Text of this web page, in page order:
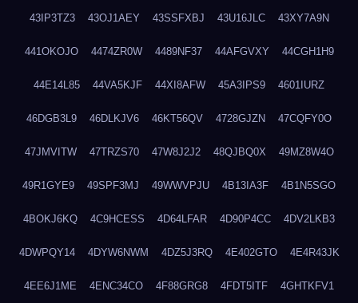
43IP3TZ3 43OJ1AEY 43SSFXBJ 43U16JLC 43XY7A9N
441OKOJO 4474ZR0W 4489NF37 44AFGVXY 44CGH1H9
44E14L85 44VA5KJF 44XI8AFW 45A3IPS9 4601IURZ
46DGB3L9 46DLKJV6 46KT56QV 4728GJZN 47CQFY0O
47JMVITW 47TRZS70 47W8J2J2 48QJBQ0X 49MZ8W4O
49R1GYE9 49SPF3MJ 49WWVPJU 4B13IA3F 4B1N5SGO
4BOKJ6KQ 4C9HCESS 4D64LFAR 4D90P4CC 4DV2LKB3
4DWPQY14 4DYW6NWM 4DZ5J3RQ 4E402GTO 4E4R43JK
4EE6J1ME 4ENC34CO 4F88GRG8 4FDT5ITF 4GHTKFV1